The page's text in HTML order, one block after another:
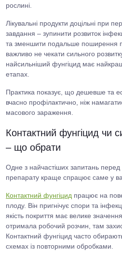
рослині.
Лікувальні продукти доцільні при
завдання – зупинити розвиток
та зменшити подальше поширення
важливо не чекати сильного
найсильніший фунгіцид має
етапах.
Практика показує, що дешевше та
вчасно профілактично, ніж
масового зараження.
Контактний фунгіцид чи
– що обрати
Одне з найчастіших запитань
препарату краще спрацює саме у
Контактний фунгіцид працює на
плоду. Він пригнічує спори та
якість покриття має велике
отримала робочий розчин, там
Контактний фунгіцид часто
схемах із повторними обробками.